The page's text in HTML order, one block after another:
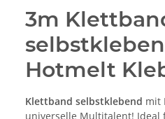
3m
Hotmelt
Klettband selbstklebend mit
universelle Multitalent! Ideal